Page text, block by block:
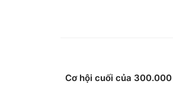
Cơ hội cuối của